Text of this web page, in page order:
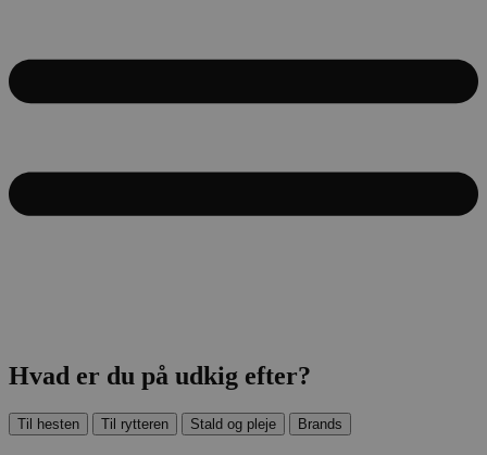
Hvad er du på udkig efter?
Til hesten Til rytteren Stald og pleje Brands